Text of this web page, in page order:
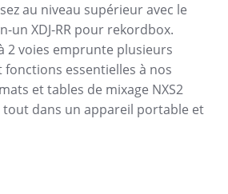
au niveau supérieur avec le
un XDJ-RR pour rekordbox.
2 voies emprunte plusieurs
essentielles à nos
et tables de mixage NXS2
tout dans un appareil portable et